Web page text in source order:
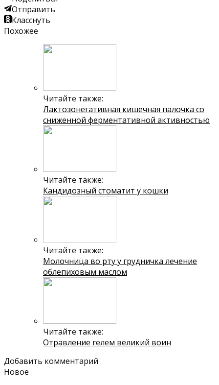
Отправить
Класснуть
Похожее
Читайте также:
Лактозонегативная кишечная палочка со
сниженной ферментативной активностью
Читайте также:
Кандидозный стоматит у кошки
Читайте также:
Молочница во рту у грудничка лечение
облепиховым маслом
Читайте также:
Отравление гелем великий воин
Добавить комментарий
Новое